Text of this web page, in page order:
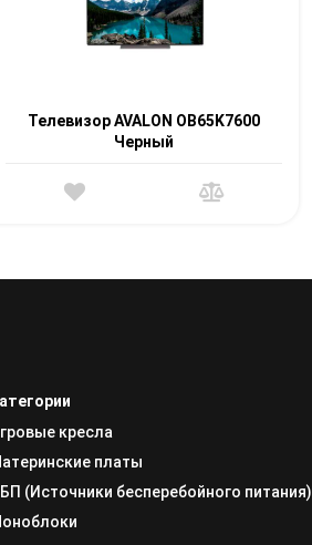
Телевизор AVALON OB65K7600
Черный
кресла
платы
(Источники бесперебойного питания)